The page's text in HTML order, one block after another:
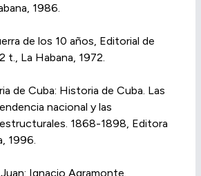
1986.
de los 10 años, Editorial de
t., La Habana, 1972.
de Cuba: Historia de Cuba. Las
nacional y las
1868-1898, Editora
1996.
Ignacio Agramonte.